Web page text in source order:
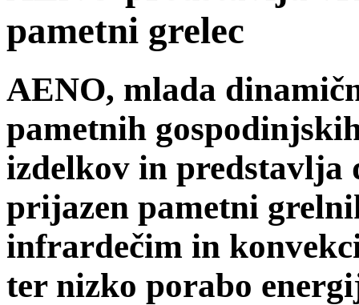
pametni grelec
AENO, mlada
pametnih
izdelkov in
prijazen pametni
infrardečim in
ter nizko porabo